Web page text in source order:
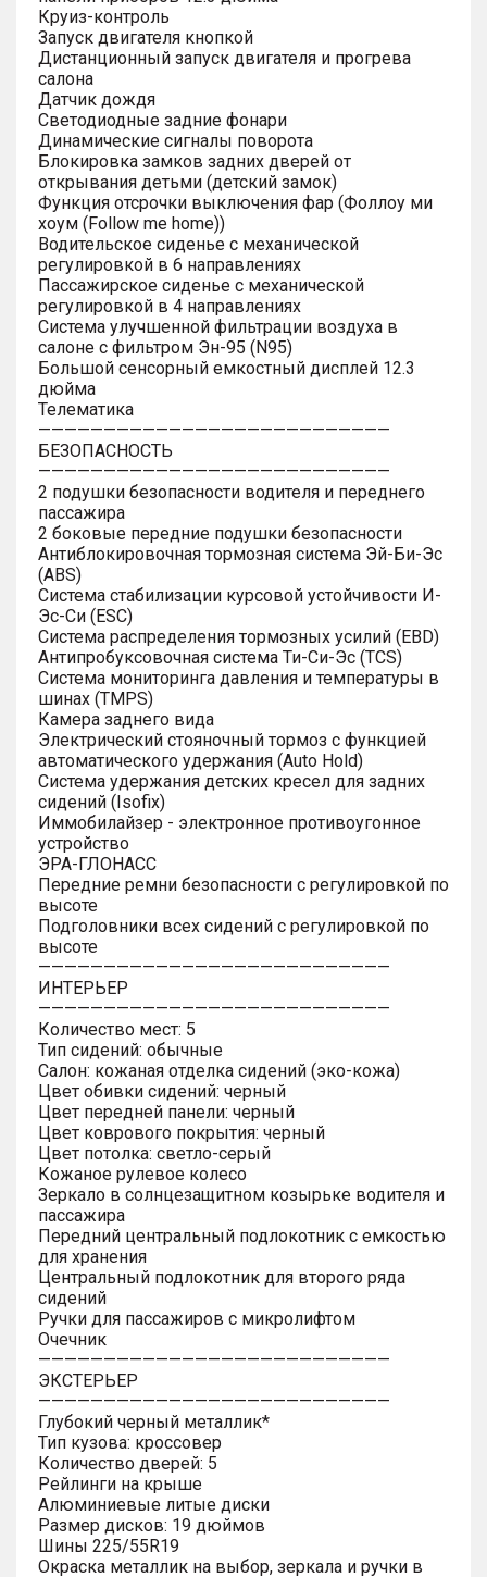
Круиз-контроль
Запуск двигателя кнопкой
Дистанционный запуск двигателя и прогрева
салона
Датчик дождя
Светодиодные задние фонари
Динамические сигналы поворота
Блокировка замков задних дверей от
открывания детьми (детский замок)
Функция отсрочки выключения фар (Фоллоу ми
хоум (Follow me home))
Водительское сиденье с механической
регулировкой в 6 направлениях
Пассажирское сиденье с механической
регулировкой в 4 направлениях
Система улучшенной фильтрации воздуха в
салоне с фильтром Эн-95 (N95)
Большой сенсорный емкостный дисплей 12.3
дюйма
Телематика
———————————————————————————
БЕЗОПАСНОСТЬ
———————————————————————————
2 подушки безопасности водителя и переднего
пассажира
2 боковые передние подушки безопасности
Антиблокировочная тормозная система Эй-Би-Эс
(ABS)
Система стабилизации курсовой устойчивости И-
Эс-Си (ESC)
Система распределения тормозных усилий (EBD)
Антипробуксовочная система Ти-Си-Эс (TCS)
Система мониторинга давления и температуры в
шинах (TMPS)
Камера заднего вида
Электрический стояночный тормоз с функцией
автоматического удержания (Auto Hold)
Система удержания детских кресел для задних
сидений (Isofix)
Иммобилайзер - электронное противоугонное
устройство
ЭРА-ГЛОНАСС
Передние ремни безопасности с регулировкой по
высоте
Подголовники всех сидений с регулировкой по
высоте
———————————————————————————
ИНТЕРЬЕР
———————————————————————————
Количество мест: 5
Тип сидений: обычные
Салон: кожаная отделка сидений (эко-кожа)
Цвет обивки сидений: черный
Цвет передней панели: черный
Цвет коврового покрытия: черный
Цвет потолка: светло-серый
Кожаное рулевое колесо
Зеркало в солнцезащитном козырьке водителя и
пассажира
Передний центральный подлокотник с емкостью
для хранения
Центральный подлокотник для второго ряда
сидений
Ручки для пассажиров с микролифтом
Очечник
———————————————————————————
ЭКСТЕРЬЕР
———————————————————————————
Глубокий черный металлик*
Тип кузова: кроссовер
Количество дверей: 5
Рейлинги на крыше
Алюминиевые литые диски
Размер дисков: 19 дюймов
Шины 225/55R19
Окраска металлик на выбор, зеркала и ручки в